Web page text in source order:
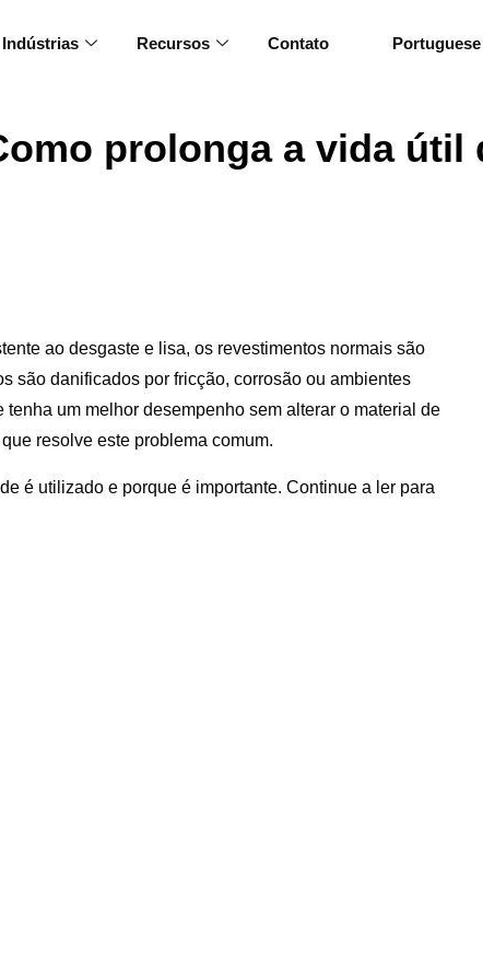
Indústrias Recursos Contato Portuguese
prolonga a vida útil
ao desgaste e lisa, os revestimentos normais são
são danificados por fricção, corrosão ou ambientes
um melhor desempenho sem alterar o material de
resolve este problema comum.
é utilizado e porque é importante. Continue a ler para